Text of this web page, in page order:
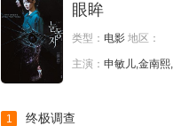
眼眸
类型： 电影 地区：
主演： 申敏儿,金南
1 终极调查